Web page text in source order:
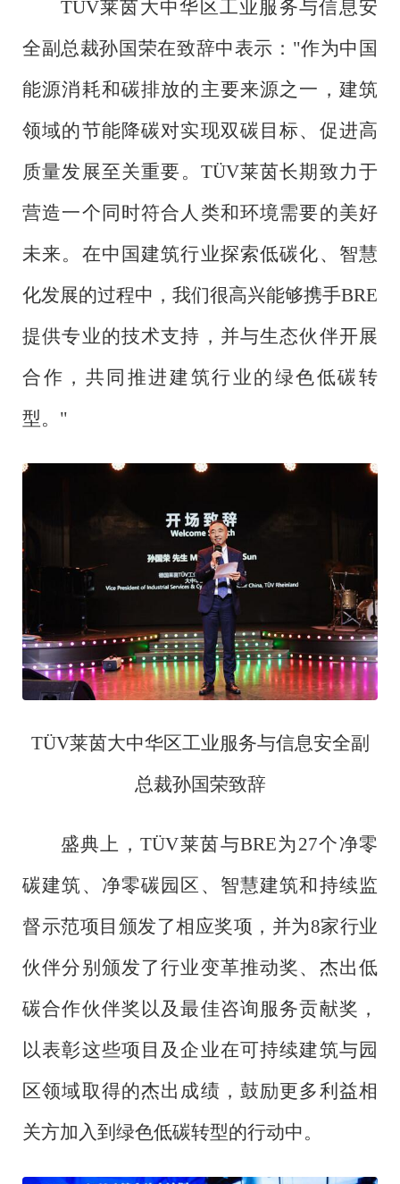
TÜV莱茵大中华区工业服务与信息安
全副总裁孙国荣在致辞中表示："作为中国
能源消耗和碳排放的主要来源之一，建筑
领域的节能降碳对实现双碳目标、促进高
质量发展至关重要。TÜV莱茵长期致力于
营造一个同时符合人类和环境需要的美好
未来。在中国建筑行业探索低碳化、智慧
化发展的过程中，我们很高兴能够携手BRE
提供专业的技术支持，并与生态伙伴开展
合作，共同推进建筑行业的绿色低碳转
型。"
TÜV莱茵大中华区工业服务与信息安全副
总裁孙国荣致辞
盛典上，TÜV莱茵与BRE为27个净零
碳建筑、净零碳园区、智慧建筑和持续监
督示范项目颁发了相应奖项，并为8家行业
伙伴分别颁发了行业变革推动奖、杰出低
碳合作伙伴奖以及最佳咨询服务贡献奖，
以表彰这些项目及企业在可持续建筑与园
区领域取得的杰出成绩，鼓励更多利益相
关方加入到绿色低碳转型的行动中。